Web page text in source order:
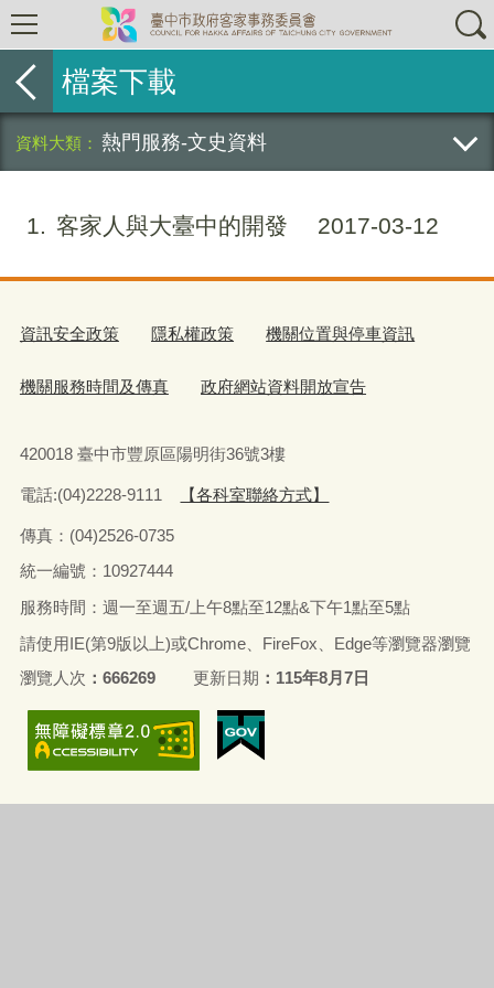
檔案下載
熱門服務-文史資料
1 客家人與大臺中的開發 2017-03-12
資訊安全政策 隱私權政策 機關位置與停車資訊
機關服務時間及傳真 政府網站資料開放宣告
420018 臺中市豐原區陽明街36號3樓
電話:(04)2228-9111 【各科室聯絡方式】
傳真：(04)2526-0735
統一編號：10927444
服務時間：週一至週五/上午8點至12點&下午1點至5點
請使用IE(第9版以上)或Chrome、FireFox、Edge等瀏覽器瀏覽
瀏覽人次
666269 更新日期 115年8月7日